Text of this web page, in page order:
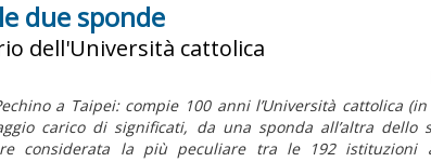
due sponde
dell'Università cattolica
a Taipei: compie 100 anni l’Università cattolica
carico di significati, da una sponda all’altra dello
considerata la più peculiare tra le 192 istituzioni